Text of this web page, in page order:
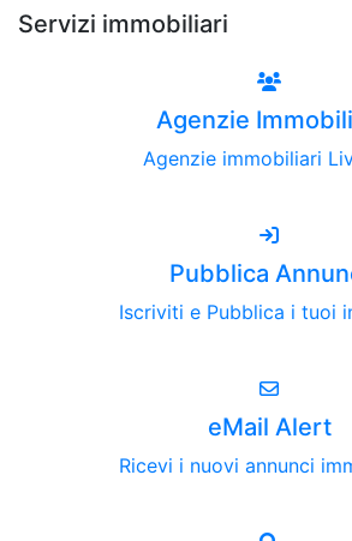
Servizi immobiliari
Agenzie
Agenzie immobiliari
Pubblica
Iscriviti e Pubblica i tuoi
eMail Alert
Ricevi i nuovi annunci